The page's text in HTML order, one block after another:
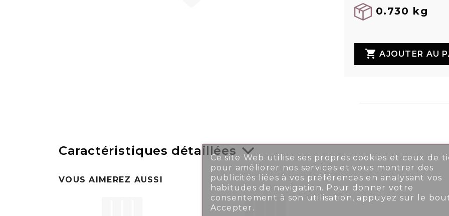
0.730 kg
 AJOUTER AU
Caractéristiques détaillées
VOUS AIMEREZ AUSSI
Ce site Web utilise ses propres cookies et ceux de
pour améliorer nos services et vous montrer des
publicités liées à vos préférences en analysant vos
habitudes de navigation. Pour donner votre
consentement à son utilisation, appuyez sur le
Accepter.